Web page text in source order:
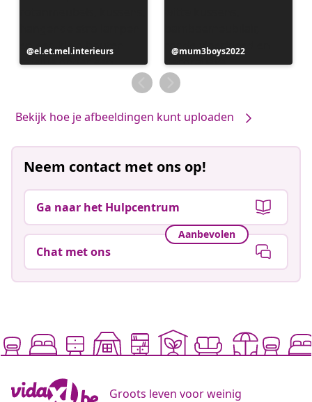
Bericht
gepubliceerd
el.et.mel.interieurs
Bericht
gepubliceerd
door
mum3boys2022
Bekijk hoe je afbeeldingen kunt uploaden
Neem contact met ons op!
Ga naar het Hulpcentrum
Aanbevolen
Chat met ons
Groots leven voor weinig